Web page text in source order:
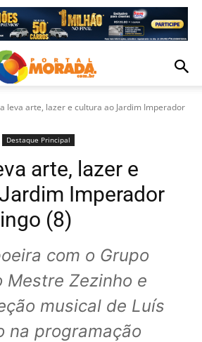
leva arte, lazer e cultura ao Jardim Imperador
Destaque Principal
arte, lazer e
Imperador
(8)
com o Grupo
Mestre Zezinho e
musical de Luís
na programação